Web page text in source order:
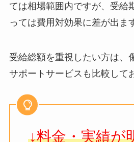
ては相場範囲内ですが、受給
っては費用対効果に差が出ま
受給総額を重視したい方は、
サポートサービスも比較して
↓料金・実績が